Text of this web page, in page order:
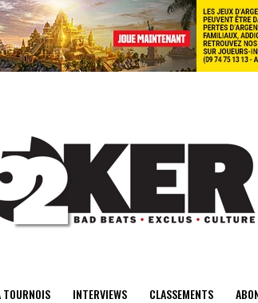
center>
TOURNOIS INTERVIEWS CLASSEMENTS